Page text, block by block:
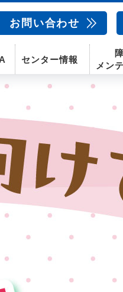
ター(福島)
一本松17-1-1
577
～18:00
お問い合わせ
動画配信サービス
固定電話
センター情報
ター
～18:00
〒950-1189
メン